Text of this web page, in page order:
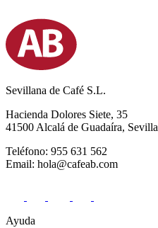
Sevillana de Café S.L.
Hacienda Dolores Siete, 35
41500 Alcalá de Guadaíra, Sevilla
Teléfono: 955 631 562
Email: hola@cafeab.com
Ayuda